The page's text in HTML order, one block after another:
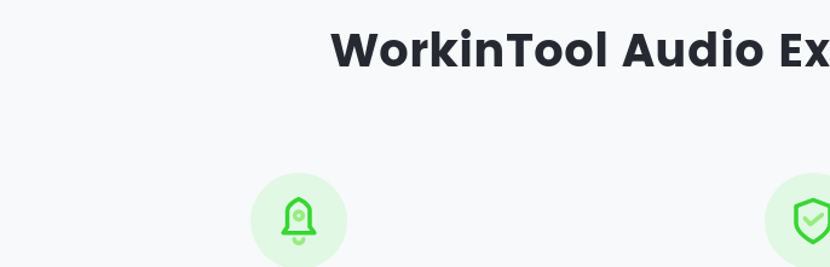
WorkinTool Audio